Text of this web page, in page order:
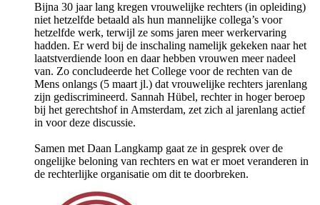
Bijna 30 jaar lang kregen vrouwelijke rechters (in opleiding)
niet hetzelfde betaald als hun mannelijke collega’s voor
hetzelfde werk, terwijl ze soms jaren meer werkervaring
hadden. Er werd bij de inschaling namelijk gekeken naar het
laatstverdiende loon en daar hebben vrouwen meer nadeel
van. Zo concludeerde het College voor de rechten van de
Mens onlangs (5 maart jl.) dat vrouwelijke rechters jarenlang
zijn gediscrimineerd. Sannah Hübel, rechter in hoger beroep
bij het gerechtshof in Amsterdam, zet zich al jarenlang actief
in voor deze discussie.
Samen met Daan Langkamp gaat ze in gesprek over de
ongelijke beloning van rechters en wat er moet veranderen in
de rechterlijke organisatie om dit te doorbreken.